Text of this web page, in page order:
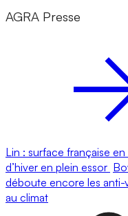
AGRA Presse
Lin : surface française
d’hiver en plein essor
déboute encore les anti-
au climat